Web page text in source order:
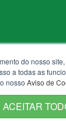
sexta.
do nosso
a todas as
nosso Aviso de
ACEITAR